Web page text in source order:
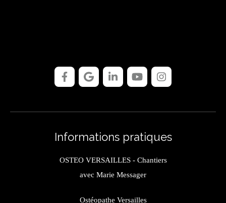
Informations pratiques
OSTEO VERSAILLES - Chantiers
avec Marie Messager
Ostéopathe Versailles